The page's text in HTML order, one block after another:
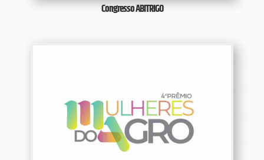
Congresso ABITRIGO